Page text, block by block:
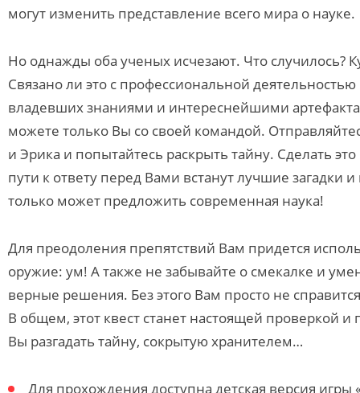
могут изменить представление всего мира о науке.
Но однажды оба ученых исчезают. Что случилось?
Связано ли это с профессиональной
владевших знаниями и интереснейшими
можете только Вы со своей командой.
и Эрика и попытайтесь раскрыть тайну. Сделать
пути к ответу перед Вами встанут лучшие загадки
только может предложить современная наука!
Для преодоления препятствий Вам придется
оружие: ум! А также не забывайте о смекалке и
верные решения. Без этого Вам просто не
В общем, этот квест станет настоящей проверкой
Вы разгадать тайну, сокрытую хранителем…
Для прохождения доступна детская версия игры